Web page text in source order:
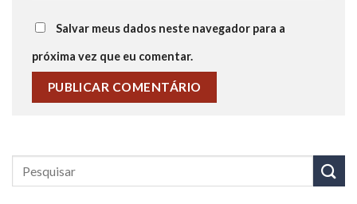
Salvar meus dados neste navegador para a
próxima vez que eu comentar.